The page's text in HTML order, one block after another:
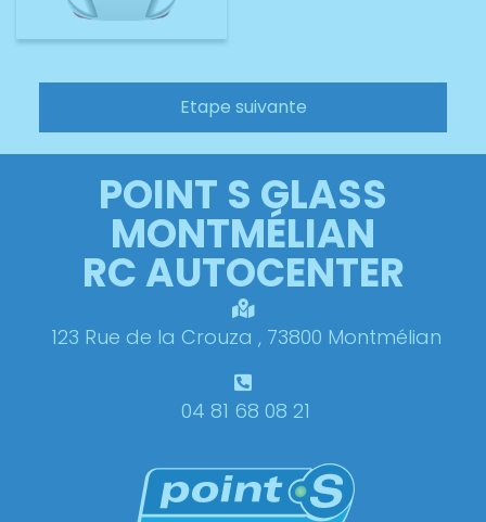
Etape suivante
POINT S GLASS
MONTMÉLIAN
RC AUTOCENTER
123 Rue de la Crouza , 73800 Montmélian
04 81 68 08 21